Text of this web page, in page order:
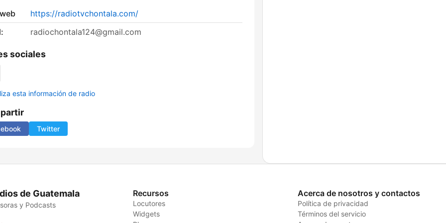
https://radiotvchontala.com/
radiochontala124@gmail.com
sociales
esta información de radio
Twitter
de Guatemala
y Podcasts
Recursos
Locutores
Widgets
Acerca de nosotros y contactos
Política de privacidad
Términos del servicio